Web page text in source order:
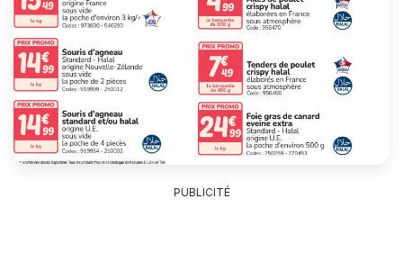
PUBLICITÉ